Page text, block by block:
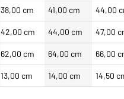
38,00 cm 41,00 cm 44,00
42,00 cm 44,00 cm 47,00
62,00 cm 64,00 cm 66,00
13,00 cm 14,00 cm 14,50